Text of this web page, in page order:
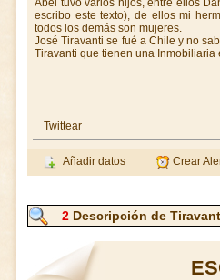
Abel tuvo varios hijos, entre ellos
escribo este texto), de ellos mi
todos los demás son mujeres.
José Tiravanti se fué a Chile y no
Tiravanti que tienen una Inmobiliaria
Twittear
Añadir datos Crear
2Descripción de